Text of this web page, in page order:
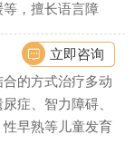
，擅长语言障
疾病的诊断评估
的方式治疗多动
症、智力障碍、
早熟等儿童发育
立即咨询